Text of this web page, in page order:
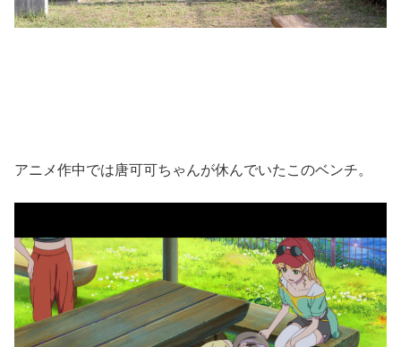
アニメ作中では唐可可ちゃんが休んでいたこのベンチ。